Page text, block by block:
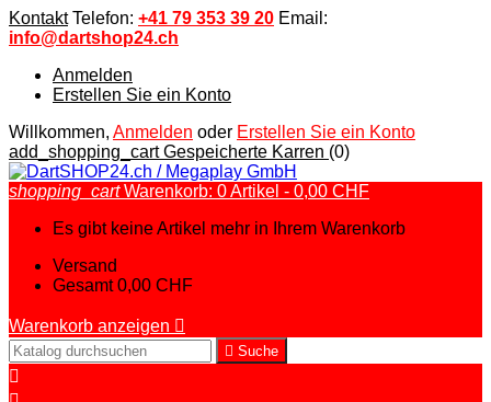
Kontakt Telefon: +41 79 353 39 20 Email:
info@dartshop24.ch
Anmelden
Erstellen Sie ein Konto
Willkommen, Anmelden oder Erstellen Sie ein Konto
add_shopping_cartGespeicherte Karren (0)
shopping_cart Warenkorb: 0Artikel - 0,00 CHF
Es gibt keine Artikel mehr in Ihrem Warenkorb
Versand
Gesamt 0,00 CHF
Warenkorb anzeigen 
 Suche
